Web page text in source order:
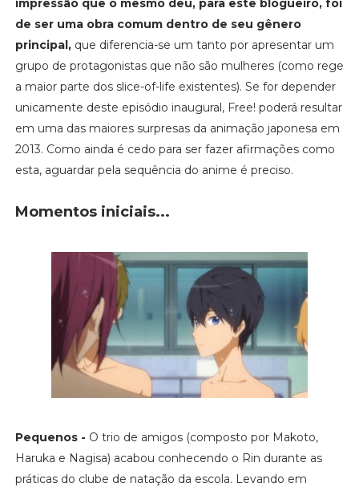
impressão que o mesmo deu, para este blogueiro, foi
de ser uma obra comum dentro de seu gênero
principal,que diferencia-se um tanto por apresentar um
grupo de protagonistas que não são mulheres (como rege
a maior parte dos slice-of-life existentes). Se for depender
unicamente deste episódio inaugural, Free! poderá resultar
em uma das maiores surpresas da animação japonesa em
2013. Como ainda é cedo para ser fazer afirmações como
esta, aguardar pela sequência do anime é preciso.
Momentos iniciais...
Pequenos - O trio de amigos (composto por Makoto,
Haruka e Nagisa) acabou conhecendo o Rin durante as
práticas do clube de natação da escola. Levando em